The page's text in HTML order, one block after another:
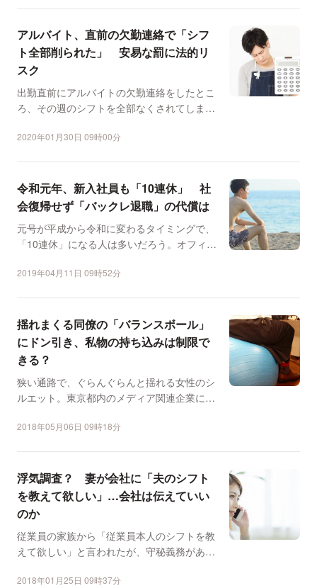
アルバイト、直前の欠勤連絡で「シフ
ト全部削られた」 安易な罰に法的リ
スク
出勤直前にアルバイトの欠勤連絡をしたとこ
ろ、その週のシフトを全部なくされてしまっ
2020年01月30日 09時00分
令和元年、新入社員も「10連休」 社
会復帰せず「バックレ退職」の代償は
元号が平成から令和に変わるタイミングで、
「10連休」になる人は多いだろう。オフィス
2019年04月11日 09時52分
揺れまくる同僚の「バランスボール」
にドン引き、私物の持ち込みは制限で
きる？
狭い通路で、ぐらんぐらんと揺れる女性のシ
ルエット。東京都内のメディア関連企業に勤
2018年05月06日 09時18分
浮気調査？ 妻が会社に「夫のシフト
を教えて欲しい」…会社は伝えていい
のか
従業員の家族から「従業員本人のシフトを教
えて欲しい」と言われたが、守秘義務がある
2018年01月25日 09時37分